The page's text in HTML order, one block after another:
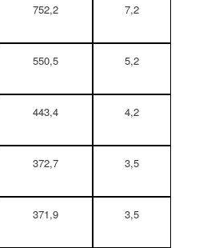
752,2 7,2
550,5 5,2
443,4 4,2
372,7 3,5
371,9 3,5